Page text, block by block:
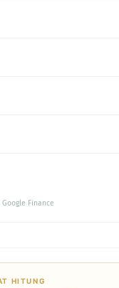
Finance
HITUNG